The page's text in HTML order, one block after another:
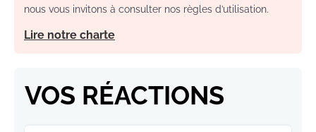
nous vous invitons à consulter nos règles d’utilisation.
Lire notre charte
VOS RÉACTIONS